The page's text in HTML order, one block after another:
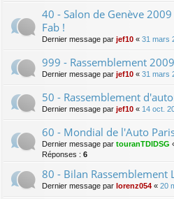
40 - Salon de Genève
Fab !
Dernier message par jef10 « 31 mars
999 - Rassemblement
Dernier message par jef10 « 31 mars
50 - Rassemblement
Dernier message par jef10 « 14 oct.
60 - Mondial de l'Auto
Dernier message par touranTDIDSG
Réponses : 6
80 - Bilan
Dernier message par lorenz054 « 20